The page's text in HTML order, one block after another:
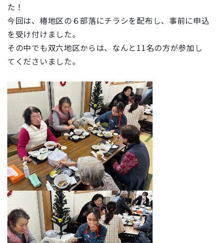
た！
今回は、椿地区の６部落にチラシを配布し、事前に申込
を受け付けました。
その中でも双六地区からは、なんと11名の方が参加し
てくださいました。